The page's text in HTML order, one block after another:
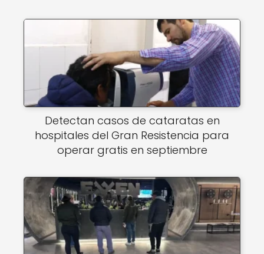
Detectan casos de cataratas en
hospitales del Gran Resistencia para
operar gratis en septiembre